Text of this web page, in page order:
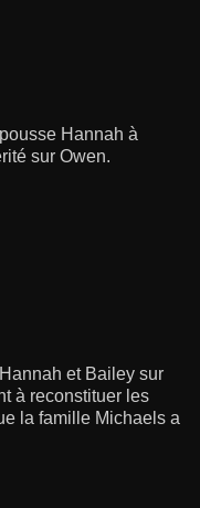
Hannah à
sur Owen.
et Bailey sur
à reconstituer les
la famille Michaels a